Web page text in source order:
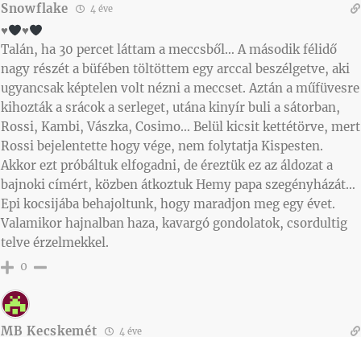
Snowflake 4 éve
♥️
♥️
Talán, ha 30 percet láttam a meccsből… A második félidő
nagy részét a büfében töltöttem egy arccal beszélgetve, aki
ugyancsak képtelen volt nézni a meccset. Aztán a műfüvesre
kihozták a srácok a serleget, utána kinyír buli a sátorban,
Rossi, Kambi, Vászka, Cosimo… Belül kicsit kettétörve, mert
Rossi bejelentette hogy vége, nem folytatja Kispesten.
Akkor ezt próbáltuk elfogadni, de éreztük ez az áldozat a
bajnoki címért, közben átkoztuk Hemy papa szegényházát…
Epi kocsijába behajoltunk, hogy maradjon meg egy évet.
Valamikor hajnalban haza, kavargó gondolatok, csordultig
telve érzelmekkel.
0
MB Kecskemét 4 éve